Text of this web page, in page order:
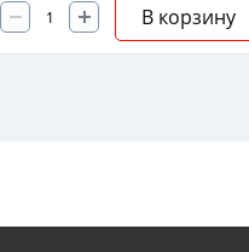
В корзину